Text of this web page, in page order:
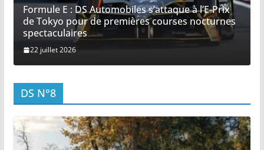
Formule E : DS Automobiles s’attaque à l’E-Prix
de Tokyo pour de premières courses nocturnes
spectaculaires
22 juillet 2026
DS N°8